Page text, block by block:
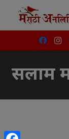
सलाम